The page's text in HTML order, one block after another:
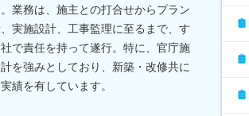
業務は、施主との打合せからプラン
実施設計、工事監理に至るまで、す
で責任を持って遂行。特に、官庁施
を強みとしており、新築・改修共に
績を有しています。